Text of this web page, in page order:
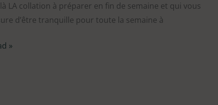
LA collation à préparer en fin de semaine et qui vous
d’être tranquille pour toute la semaine à
»